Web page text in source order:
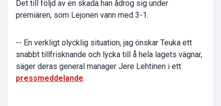
Det till följd av en skada han ådrog sig under
premiären, som Lejonen vann med 3-1.
-- En verkligt olycklig situation, jag önskar Teuka ett
snabbt tillfrisknande och lycka till å hela lagets vägnar,
säger deras general manager Jere Lehtinen i ett
pressmeddelande.